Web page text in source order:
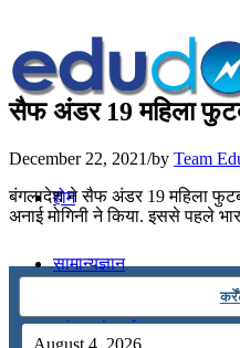
होम
सामान्यज्ञान
करेंट अफेयर्स
सैफ अंडर 19 महिला
December 22, 2021/by Team
बंगलादेश ने सैफ अंडर 19 महिला
अनाई मोगिनी ने किया. इससे पहले
August 4, 2026